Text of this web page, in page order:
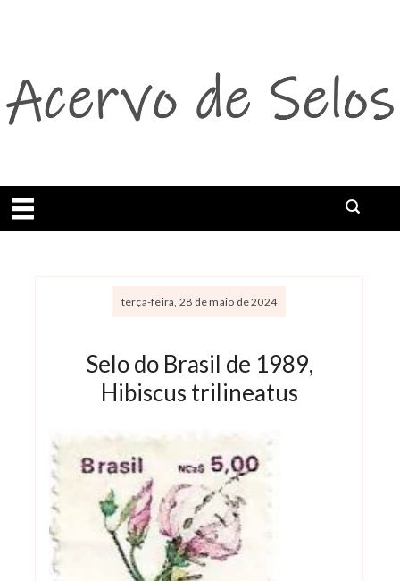
Abrir menu
terça-feira, 28 de maio de 2024
Selo do Brasil de 1989,
Hibiscus trilineatus
Selo Hibiscus trilineatus, emitido